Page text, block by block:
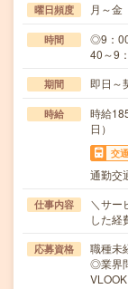
曜日頻度 月～金
時間
◎9：
40～9
期間 即日～
時給
時給
日）
交
通勤交
仕事内容
＼サー
した
応募資格
職種未
◎業界